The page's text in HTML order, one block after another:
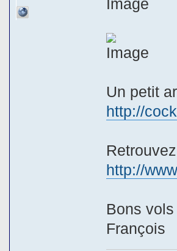
Un petit
http://
http://
Bons vols
François